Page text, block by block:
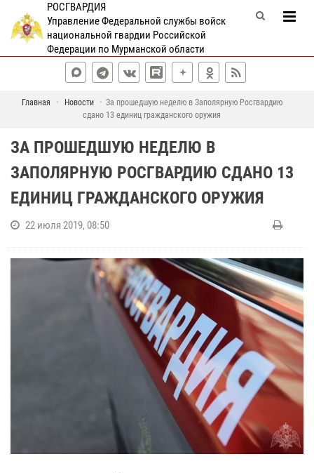
РОСГВАРДИЯ
Управление Федеральной службы войск
национальной гвардии Российской
Федерации по Мурманской области
Главная Новости
За прошедшую неделю в Заполярную Росгвардию
сдано 13 единиц гражданского оружия
ЗА ПРОШЕДШУЮ НЕДЕЛЮ В
ЗАПОЛЯРНУЮ РОСГВАРДИЮ СДАНО 13
ЕДИНИЦ ГРАЖДАНСКОГО ОРУЖИЯ
22 июля 2019, 08:50